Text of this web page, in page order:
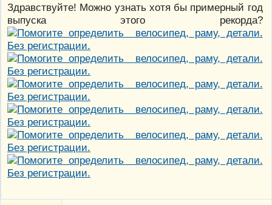
Здравствуйте! Можно узнать хотя бы примерный год
выпуска этого рекорда?